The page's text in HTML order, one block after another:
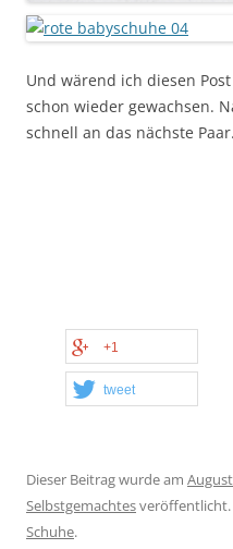
Und wärend ich diesen
schon wieder gewachsen.
schnell an das nächste
+1
tweet
Dieser Beitrag wurde am
Selbstgemachtesveröffentlicht.
Schuhe.